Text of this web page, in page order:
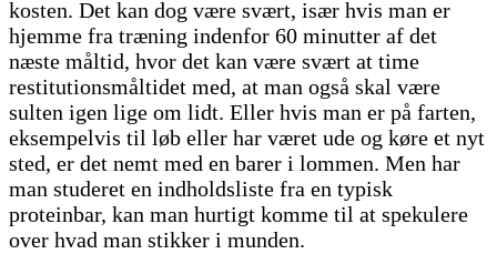
kosten. Det kan dog være svært, især hvis man er
hjemme fra træning indenfor 60 minutter af det
næste måltid, hvor det kan være svært at time
restitutionsmåltidet med, at man også skal være
sulten igen lige om lidt. Eller hvis man er på farten,
eksempelvis til løb eller har været ude og køre et nyt
sted, er det nemt med en barer i lommen. Men har
man studeret en indholdsliste fra en typisk
proteinbar, kan man hurtigt komme til at spekulere
over hvad man stikker i munden.